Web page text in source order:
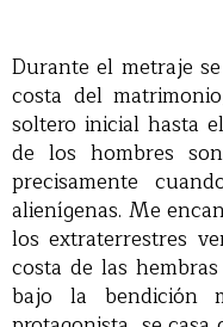
Durante el metraje
costa del
soltero inicial hasta
de los hombres son
precisamente
alienígenas. Me
los extraterrestres
costa de las
bajo la bendición